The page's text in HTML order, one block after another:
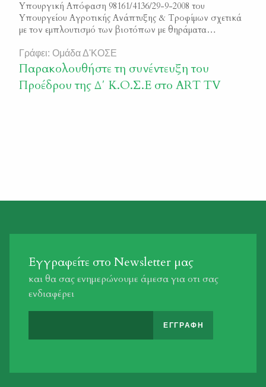
Υπουργική Απόφαση 98161/4136/29-9-2008 του
Υπουργείου Αγροτικής Ανάπτυξης & Τροφίμων σχετικά
με τον εμπλουτισμό των βιοτόπων με θηράματα
Γράφει: Ομάδα Δ'ΚΟΣΕ
Παρακολουθήστε τη συνέντευξη του
Προέδρου της Δ΄ Κ.Ο.Σ.Ε στο ART TV
Εγγραφείτε στο Newsletter μας
και θα σας ενημερώνουμε άμεσα για οτι σας
ενδιαφέρει